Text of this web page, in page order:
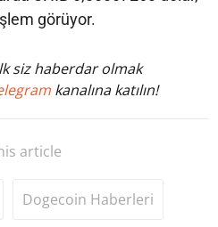
görüyor.
siz haberdar olmak
kanalına katılın!
article
Dogecoin Haberleri